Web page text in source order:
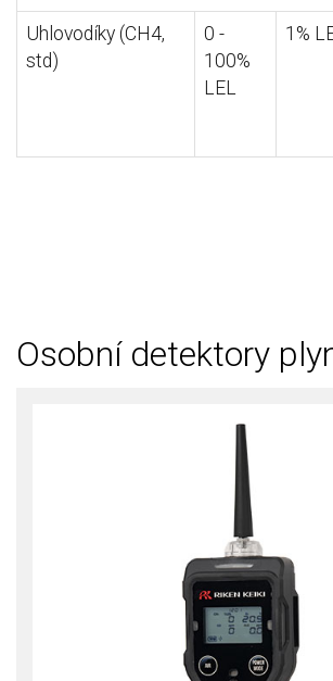
Uhlovodíky (CH4,
std)
0 -
100%
LEL
1%
Osobní detektory